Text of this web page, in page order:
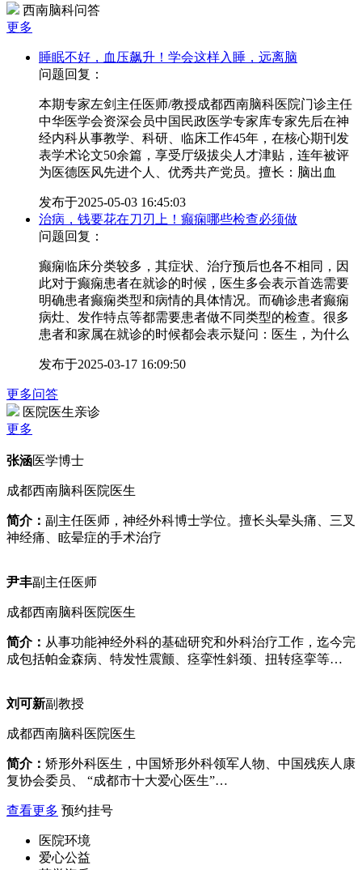
西南脑科问答
更多
睡眠不好，血压飙升！学会这样入睡，远离脑
问题回复：
本期专家左剑主任医师/教授成都西南脑科医院门诊主任
中华医学会资深会员中国民政医学专家库专家先后在神
经内科从事教学、科研、临床工作45年，在核心期刊发
表学术论文50余篇，享受厅级拔尖人才津贴，连年被评
为医德医风先进个人、优秀共产党员。擅长：脑出血
发布于2025-05-03 16:45:03
治病，钱要花在刀刃上！癫痫哪些检查必须做
问题回复：
癫痫临床分类较多，其症状、治疗预后也各不相同，因
此对于癫痫患者在就诊的时候，医生多会表示首选需要
明确患者癫痫类型和病情的具体情况。而确诊患者癫痫
病灶、发作特点等都需要患者做不同类型的检查。很多
患者和家属在就诊的时候都会表示疑问：医生，为什么
发布于2025-03-17 16:09:50
更多问答
医院医生亲诊
更多
张涵医学博士
成都西南脑科医院医生
简介： 副主任医师，神经外科博士学位。擅长头晕头痛、三叉
神经痛、眩晕症的手术治疗
尹丰副主任医师
成都西南脑科医院医生
简介： 从事功能神经外科的基础研究和外科治疗工作，迄今完
成包括帕金森病、特发性震颤、痉挛性斜颈、扭转痉挛等…
刘可新副教授
成都西南脑科医院医生
简介： 矫形外科医生，中国矫形外科领军人物、中国残疾人康
复协会委员、 “成都市十大爱心医生”…
查看更多 预约挂号
医院环境
爱心公益